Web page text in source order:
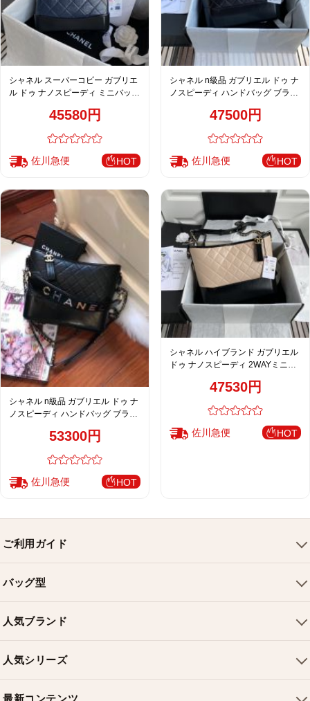
シャネル スーパーコピー ガブリエ
ル ドゥ ナノスピーディ ミニバッグ
45580円
佐川急便 HOT
シャネル n級品 ガブリエル ドゥ ナ
ノスピーディ ハンドバッグ ブラッ
47500円
佐川急便 HOT
シャネル n級品 ガブリエル ドゥ ナ
ノスピーディ ハンドバッグ ブラッ
53300円
佐川急便 HOT
シャネル ハイブランド ガブリエル
ドゥ ナノスピーディ 2WAYミニバ
47530円
佐川急便 HOT
ご利用ガイド
配送について
返品・交換
バッグ型
ショルダーバッグ
クロスボディバッグ
ミニバッグ
人気ブランド
シャネルバッグ
ディオールバッグ
人気シリーズ